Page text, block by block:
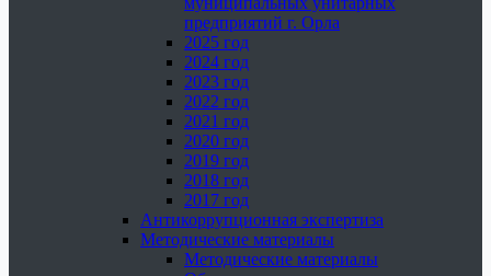
предприятий г. Орла
2025 год
2024 год
2023 год
2022 год
2021 год
2020 год
2019 год
2018 год
2017 год
Антикоррупционная экспертиза
Методические материалы
Методические материалы